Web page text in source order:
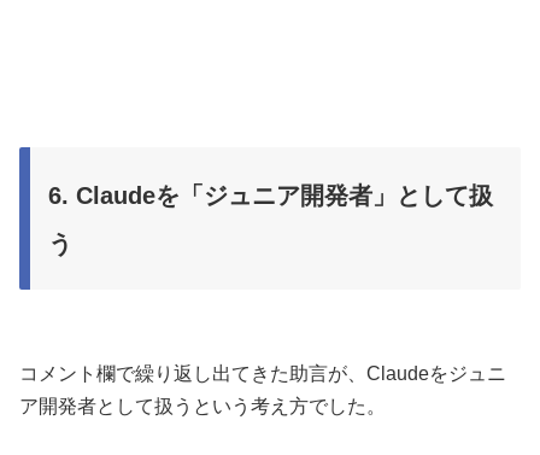
6. Claudeを「ジュニア開発者」として扱
う
コメント欄で繰り返し出てきた助言が、Claudeをジュニ
ア開発者として扱うという考え方でした。